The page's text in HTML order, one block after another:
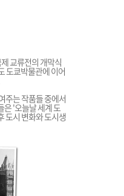
교류전의 개막식
도쿄박물관에 이어
주는 작품들 중에서
은 '오늘날 세계 도
도시 변화와 도시생